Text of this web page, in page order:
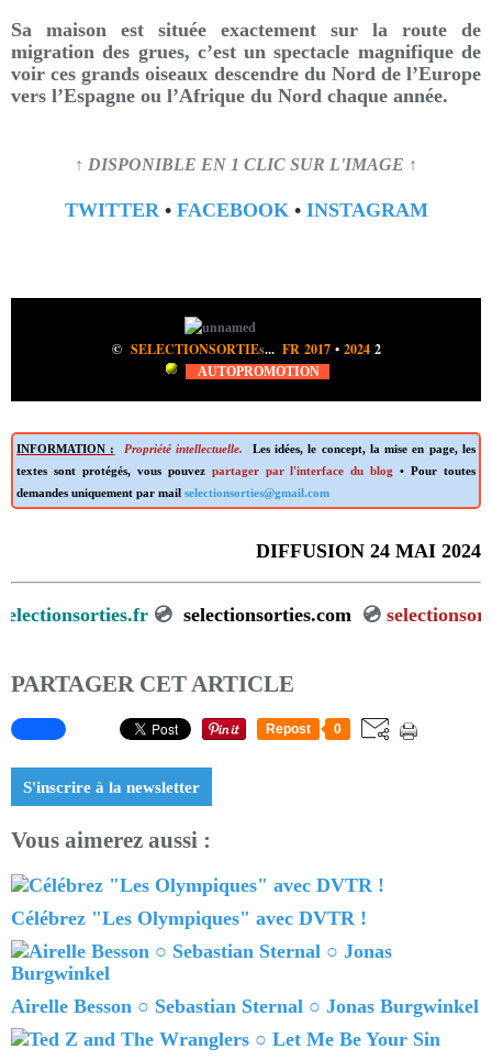
Sa maison est située exactement sur la route de
migration des grues, c’est un spectacle magnifique de
voir ces grands oiseaux descendre du Nord de l’Europe
vers l’Espagne ou l’Afrique du Nord chaque année.
↑ DISPONIBLE EN 1 CLIC SUR L'IMAGE ↑
TWITTER• FACEBOOK• INSTAGRAM
© SELECTIONSORTIEs... FR 2017• 20242
AUTOPROMOTION
INFORMATION : Propriété intellectuelle.
Les idées, le concept, la mise en page, les
textes sont protégés, vous pouvez partager par l'interface du blog • Pour toutes
demandes uniquement par mail selectionsorties@gmail.com
DIFFUSION 24 MAI 2024
💿 selectionsorties.com💿
PARTAGER CET ARTICLE
Repost 0
S'inscrire à la newsletter
Vous aimerez aussi :
Célébrez "Les Olympiques" avec DVTR !
Airelle Besson ○ Sebastian Sternal ○ Jonas Burgwinkel